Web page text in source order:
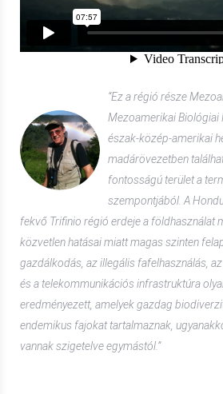
“Ez a régió része
Mezoamerikai Biológiai
észak-közép-amerikai
madárövezetben
fontosságú terület a
szempontjából. A
fekvő Trifinio régió erdeje a földhasználat
közvetlen hatásai miatt magas szinten
gazdálkodás, az illegális fafelhasználás,
és a telekommunikációs infrastruktúra
eredményezett, amelyek gazdag
endemikus fajokat tartalmaznak,
vannak szigetelve egymástól.”